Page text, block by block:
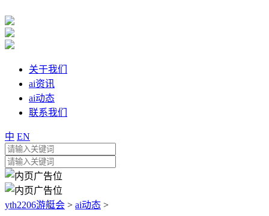
关于我们
ai资讯
ai动态
联系我们
中 EN
yth2206游艇会 > ai动态 >